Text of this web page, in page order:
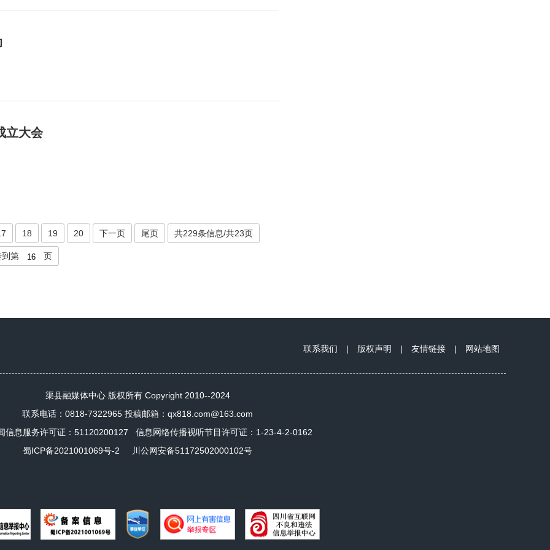
立大会
18 19 20 下一页 尾页 共229条信息/共23页
到第 页
联系我们 | 版权声明 | 友情链接 | 网站地图
渠县融媒体中心 版权所有 Copyright 2010--2024
联系电话：0818-7322965 投稿邮箱：qx818.com@163.com
信息服务许可证： 51120200127
信息网络传播视听节目许可证：1-23-4-2-0162
蜀ICP备2021001069号-2
川公网安备51172502000102号